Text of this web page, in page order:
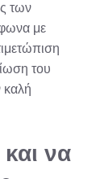
των
με
του
καλή
να